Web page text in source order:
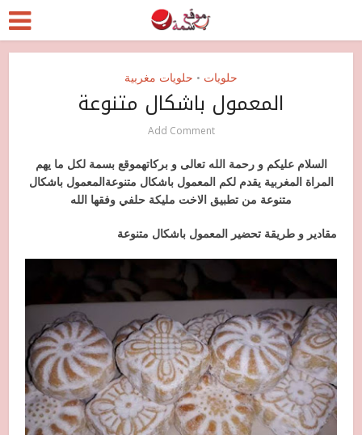
حلويات • حلويات مغربية
المعمول باشكال متنوعة
Add Comment
السلام عليكم و رحمة الله تعالى و بركاتهموقع بسمة لكل ما يهم
المراة المغربية يقدم لكم المعمول باشكال متنوعةالمعمول باشكال
متنوعة من تطبيق الاخت مليكة حلفي وفقها الله
مقادير و طريقة تحضير المعمول باشكال متنوعة